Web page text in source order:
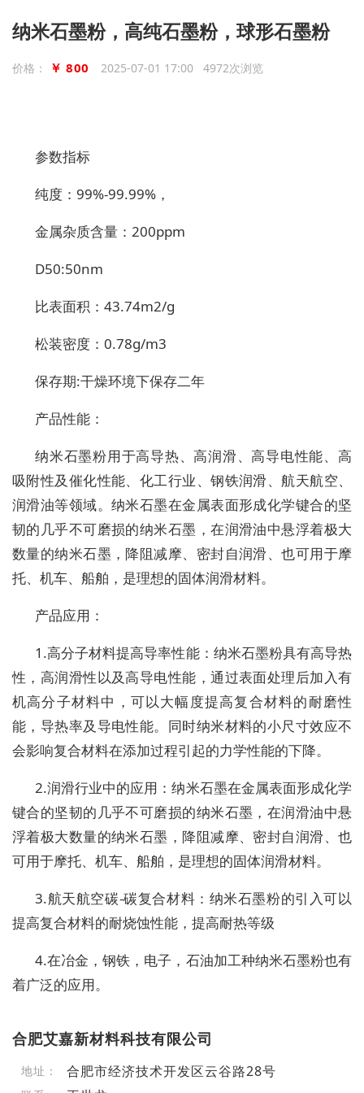
纳米石墨粉，高纯石墨粉，球形石墨粉
价格： ￥ 800 2025-07-01 17:00 4972次浏览
参数指标
纯度：99%-99.99%，
金属杂质含量：200ppm
D50:50nm
比表面积：43.74m2/g
松装密度：0.78g/m3
保存期:干燥环境下保存二年
产品性能：
纳米石墨粉用于高导热、高润滑、高导电性能、高
吸附性及催化性能、化工行业、钢铁润滑、航天航空、
润滑油等领域。纳米石墨在金属表面形成化学键合的坚
韧的几乎不可磨损的纳米石墨，在润滑油中悬浮着极大
数量的纳米石墨，降阻减摩、密封自润滑、也可用于摩
托、机车、船舶，是理想的固体润滑材料。
产品应用：
1.高分子材料提高导率性能：纳米石墨粉具有高导热
性，高润滑性以及高导电性能，通过表面处理后加入有
机高分子材料中，可以大幅度提高复合材料的耐磨性
能，导热率及导电性能。同时纳米材料的小尺寸效应不
会影响复合材料在添加过程引起的力学性能的下降。
2.润滑行业中的应用：纳米石墨在金属表面形成化学
键合的坚韧的几乎不可磨损的纳米石墨，在润滑油中悬
浮着极大数量的纳米石墨，降阻减摩、密封自润滑、也
可用于摩托、机车、船舶，是理想的固体润滑材料。
3.航天航空碳-碳复合材料：纳米石墨粉的引入可以
提高复合材料的耐烧蚀性能，提高耐热等级
4.在冶金，钢铁，电子，石油加工种纳米石墨粉也有
着广泛的应用。
合肥艾嘉新材料科技有限公司
地址： 合肥市经济技术开发区云谷路28号